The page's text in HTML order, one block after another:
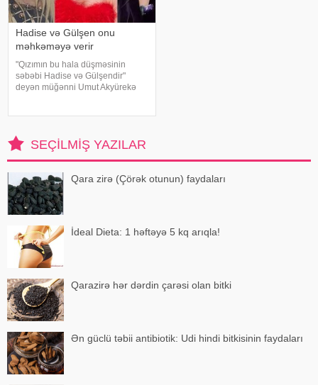
Hadise və Gülşen onu
məhkəməyə verir
"Qızımın bu hala düşməsinin
səbəbi Hadise və Gülşendir"
deyən müğənni Umut Akyürekə
Hadisən
SEÇILMIŞ YAZILAR
Qara zirə (Çörək otunun) faydaları
İdeal Dieta: 1 həftəyə 5 kq arıqla!
Qarazirə hər dərdin çarəsi olan bitki
Ən güclü təbii antibiotik: Udi hindi bitkisinin faydaları